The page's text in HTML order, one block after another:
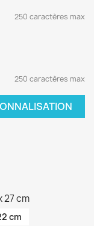
250 caractères max
250 caractères max
27 cm
cm